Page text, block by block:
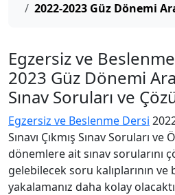
2022-2023 Güz Dönemi
Egzersiz ve
2023 Güz Dönemi Ara
Sınav Soruları ve
Egzersiz ve Beslenme Dersi
Sınavı Çıkmış Sınav Soruları
dönemlere ait sınav sorularını
gelebilecek soru kalıplarının ve
yakalamanız daha kolay